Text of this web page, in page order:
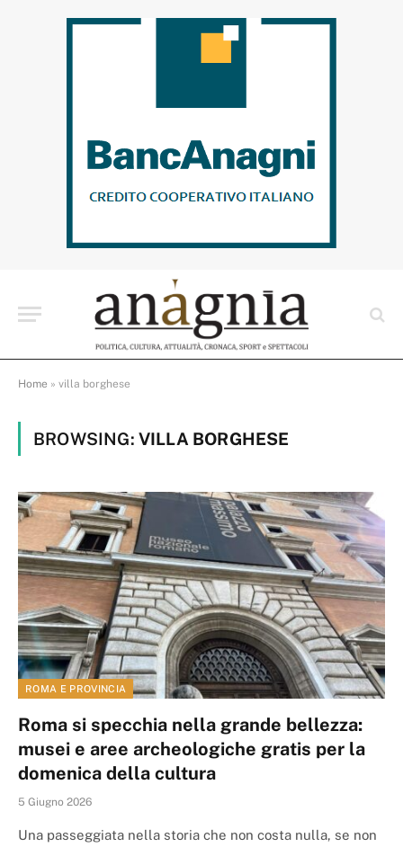
Home » villa borghese
BROWSING: VILLA BORGHESE
ROMA E PROVINCIA
Roma si specchia nella grande bellezza:
musei e aree archeologiche gratis per la
domenica della cultura
5 Giugno 2026
Una passeggiata nella storia che non costa nulla, se non